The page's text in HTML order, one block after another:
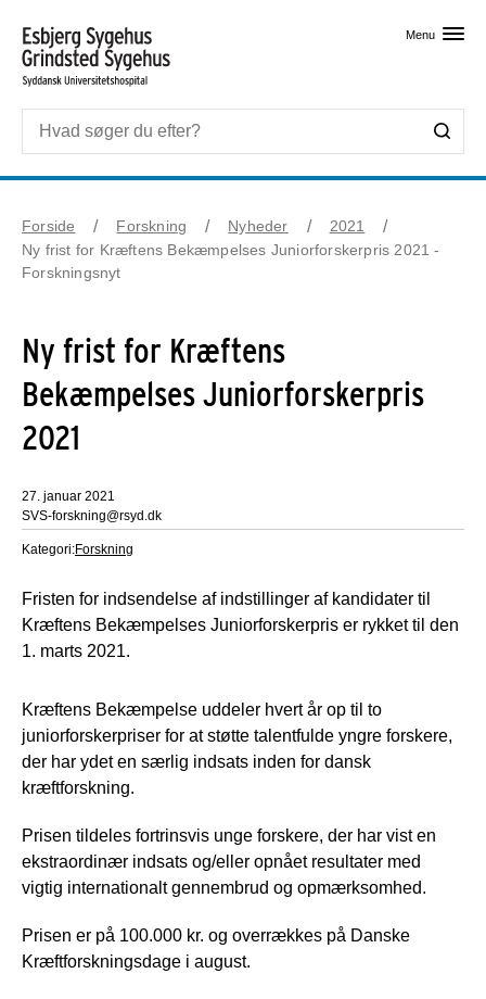
Menu
Forside Forskning Nyheder
2021
Ny frist for Kræftens Bekæmpelses Juniorforskerpris 2021 -
Forskningsnyt
Ny frist for Kræftens
Bekæmpelses Juniorforskerpris
2021
27. januar 2021
SVS-forskning@rsyd.dk
Kategori:Forskning
Fristen for indsendelse af indstillinger af kandidater til
Kræftens Bekæmpelses Juniorforskerpris er rykket til den
1. marts 2021.
Kræftens Bekæmpelse uddeler hvert år op til to
juniorforskerpriser for at støtte talentfulde yngre forskere,
der har ydet en særlig indsats inden for dansk
kræftforskning.
Prisen tildeles fortrinsvis unge forskere, der har vist en
ekstraordinær indsats og/eller opnået resultater med
vigtig internationalt gennembrud og opmærksomhed.
Prisen er på 100.000 kr. og overrækkes på Danske
Kræftforskningsdage i august.